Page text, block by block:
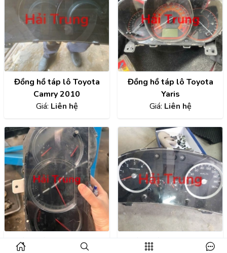
Đồng hồ táp lô Toyota
Camry 2010
Giá: Liên hệ
Đồng hồ táp lô Toyota
Yaris
Giá: Liên hệ
Đồng hồ táp lô Nissan
Đồng hồ táp lô Porter